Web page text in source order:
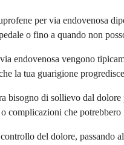
per via endovenosa
o fino a quando non
endovenosa vengono
la tua guarigione
bisogno di sollievo dal
complicazioni che
del dolore, passando